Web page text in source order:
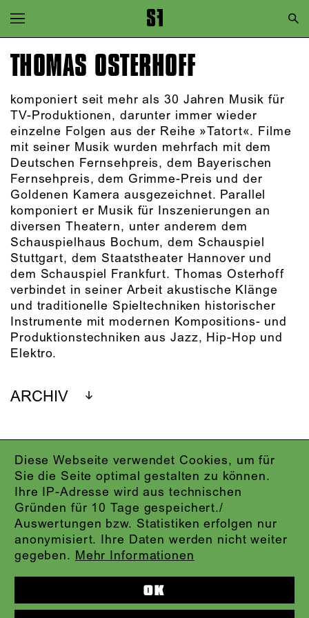
Zur Hauptnavigation springen
Zum Hauptinhalt springen
Diese Webseite verwendet Cookies, um für
Sie die Seite optimal gestalten zu können.
Ihre IP-Adresse wird aus technischen
Gründen für 10 Tage gespeichert./
Auswertungen bzw. Statistiken erfolgen nur
anonymisiert. Ihre Daten werden nicht weiter
gegeben. Mehr Informationen
OK
THOMAS OSTERHOFF
komponiert seit mehr als 30 Jahren Musik für
TV-Produktionen, darunter immer wieder
einzelne Folgen aus der Reihe »Tatort«. Filme
mit seiner Musik wurden mehrfach mit dem
Deutschen Fernsehpreis, dem Bayerischen
Fernsehpreis, dem Grimme-Preis und der
Goldenen Kamera ausgezeichnet. Parallel
komponiert er Musik für Inszenierungen an
diversen Theatern, unter anderem dem
Schauspielhaus Bochum, dem Schauspiel
Stuttgart, dem Staatstheater Hannover und
dem Schauspiel Frankfurt. Thomas Osterhoff
verbindet in seiner Arbeit akustische Klänge
und traditionelle Spieltechniken historischer
Instrumente mit modernen Kompositions- und
Produktionstechniken aus Jazz, Hip-Hop und
Elektro.
ARCHIV
IMPRESSUM
DATENSCHUTZ
AGB
KONTAKT
ABO-LOGIN
PRESSE
KARTENTELEFON:069.212.49.49.4